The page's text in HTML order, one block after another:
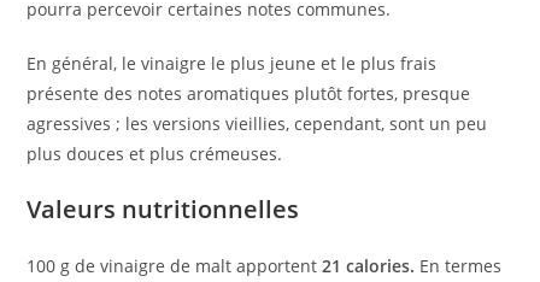
pourra percevoir certaines notes communes.
En général, le vinaigre le plus jeune et le plus frais
présente des notes aromatiques plutôt fortes, presque
agressives ; les versions vieillies, cependant, sont un peu
plus douces et plus crémeuses.
Valeurs nutritionnelles
100 g de vinaigre de malt apportent 21 calories. En termes